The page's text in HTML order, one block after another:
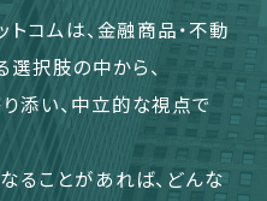
トコムは、金融商品・不動
選択肢の中から、
添い、中立的な視点で
ることがあれば、どんな